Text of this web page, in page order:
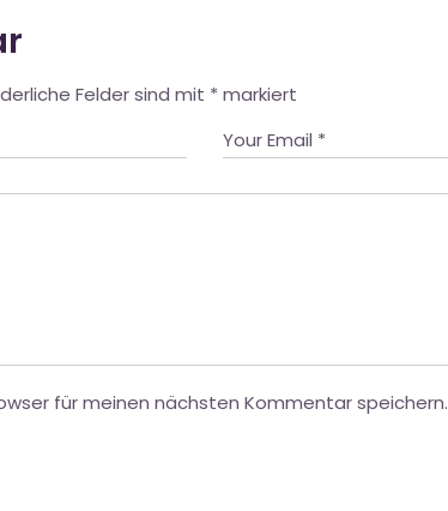
Felder sind mit * markiert
für meinen nächsten Kommentar speichern.